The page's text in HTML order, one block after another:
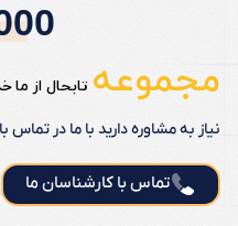
مجموعه تابحال از
نیاز به مشاوره دارید با ما در تماس
تماس با کارشناسان ما